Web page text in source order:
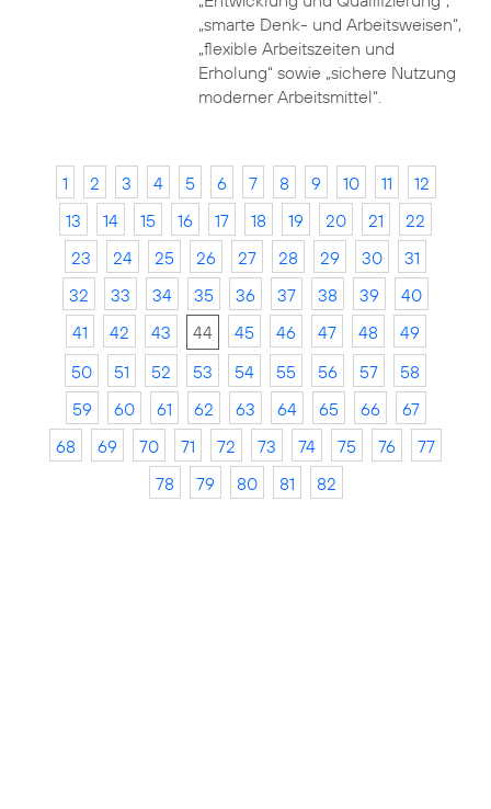
„smarte Denk- und Arbeitsweisen“,
„flexible Arbeitszeiten und
Erholung“ sowie „sichere Nutzung
moderner Arbeitsmittel“.
1 2 3 4 5 6 7 8 9 10 11
12
13
14 15 16 17 18 19 20 21
22
23
24 25 26 27 28 29 30
31
32
33 34 35 36 37 38 39
40
41
42 43 44 45 46 47 48
49
50
51 52 53 54 55 56 57
58
59
60 61 62 63 64 65 66
67
68
69 70 71 72 73 74 75 76
77
78
79 80 81 82